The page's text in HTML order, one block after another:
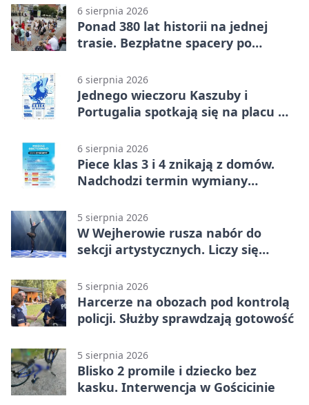
6 sierpnia 2026
Ponad 380 lat historii na jednej
trasie. Bezpłatne spacery po
6 sierpnia 2026
Jednego wieczoru Kaszuby i
Portugalia spotkają się na placu w
6 sierpnia 2026
Piece klas 3 i 4 znikają z domów.
Nadchodzi termin wymiany
5 sierpnia 2026
W Wejherowie rusza nabór do
sekcji artystycznych. Liczy się
5 sierpnia 2026
Harcerze na obozach pod kontrolą
policji. Służby sprawdzają gotowość
5 sierpnia 2026
Blisko 2 promile i dziecko bez
kasku. Interwencja w Gościcinie